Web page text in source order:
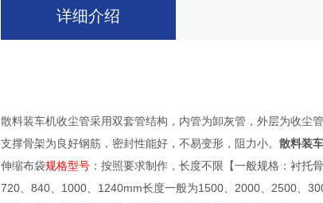
详细介绍
散料装车机收尘管采用双套管结构，内管为卸灰管，外层为收尘
支撑骨架为良好钢筋，密封性能好，不易变形，阻力小。 散料装
伸缩布袋规格型号：按照要求制作，长度不限【一般规格：衬托
720、840、1000、1240mm长度一般为1500、2000、2500、